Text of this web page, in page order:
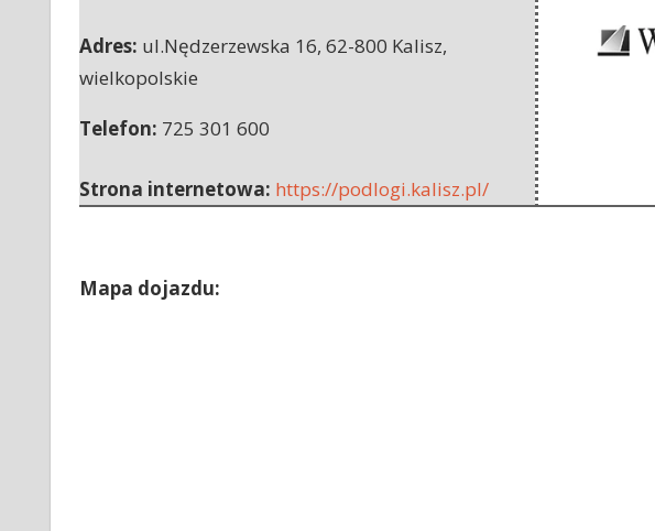
Adres: ul.Nędzerzewska 16, 62-800 Kalisz,
wielkopolskie
Telefon: 725 301 600
Strona internetowa: https://podlogi.kalisz.pl/
Mapa dojazdu: